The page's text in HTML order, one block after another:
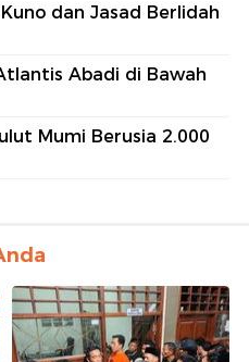
dan Jasad Berlidah
Abadi di Bawah
Mumi Berusia 2.000